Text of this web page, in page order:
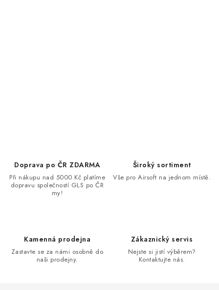
Doprava po ČR ZDARMA
Při nákupu nad 5000 Kč platíme
dopravu společností GLS po ČR
my!
Široký sortiment
Vše pro Airsoft na jednom místě.
Kamenná prodejna
Zastavte se za námi osobně do
naši prodejny.
Zákaznický servis
Nejste si jistí výběrem?
Kontaktujte nás.